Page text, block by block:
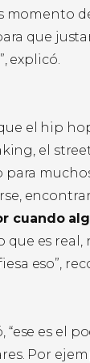
momento
que
explicó.
el hip
el
cuando
que es real,
eso”,
“ese es el
Por